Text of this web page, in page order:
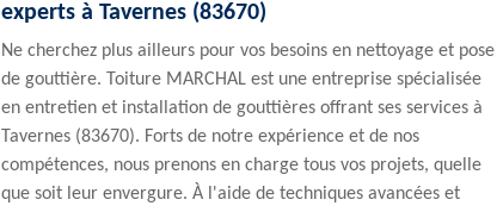
experts à Tavernes (83670)
Ne cherchez plus ailleurs pour vos besoins en nettoyage et pose
de gouttière. Toiture MARCHAL est une entreprise spécialisée
en entretien et installation de gouttières offrant ses services à
Tavernes (83670). Forts de notre expérience et de nos
compétences, nous prenons en charge tous vos projets, quelle
que soit leur envergure. À l'aide de techniques avancées et